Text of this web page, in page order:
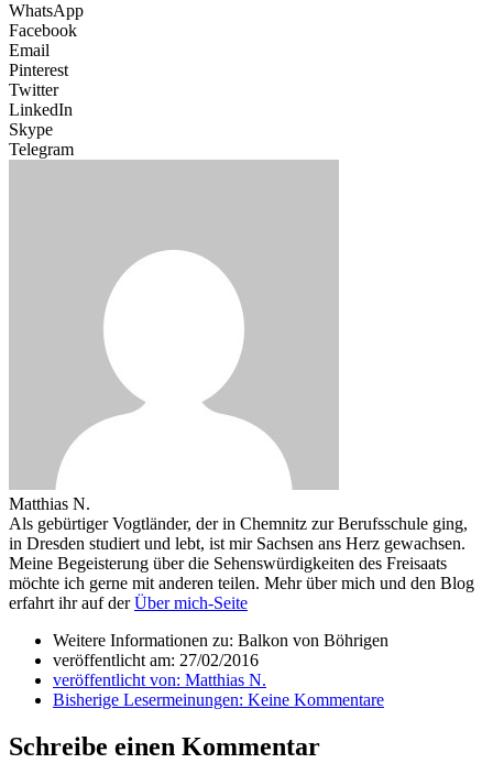
WhatsApp
Facebook
Email
Pinterest
Twitter
LinkedIn
Skype
Telegram
Matthias N.
Als gebürtiger Vogtländer, der in Chemnitz zur Berufsschule ging,
in Dresden studiert und lebt, ist mir Sachsen ans Herz gewachsen.
Meine Begeisterung über die Sehenswürdigkeiten des Freisaats
möchte ich gerne mit anderen teilen. Mehr über mich und den Blog
erfahrt ihr auf derÜber mich-Seite
Weitere Informationen zu: Balkon von Böhrigen
veröffentlicht am: 27/02/2016
veröffentlicht von: Matthias N.
Bisherige Lesermeinungen: Keine Kommentare
Schreibe einen Kommentar